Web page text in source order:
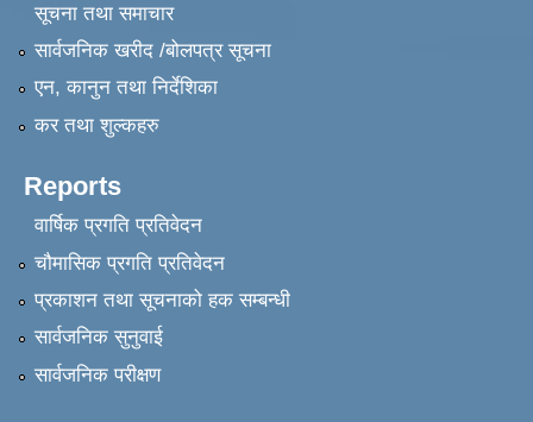
सूचना तथा समाचार
सार्वजनिक खरीद /बोलपत्र सूचना
एन, कानुन तथा निर्देशिका
कर तथा शुल्कहरु
Reports
वार्षिक प्रगति प्रतिवेदन
चौमासिक प्रगति प्रतिवेदन
प्रकाशन तथा सूचनाको हक सम्बन्धी
सार्वजनिक सुनुवाई
सार्वजनिक परीक्षण